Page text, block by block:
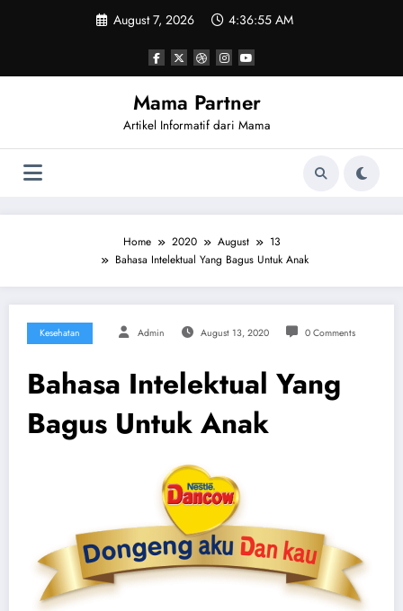
August 7, 2026 4:36:56 AM
Mama Partner
Artikel Informatif dari Mama
Home 2020 August
13
Bahasa Intelektual Yang Bagus Untuk Anak
Kesehatan Admin August 13, 2020 0 Comments
Bahasa Intelektual Yang
Bagus Untuk Anak